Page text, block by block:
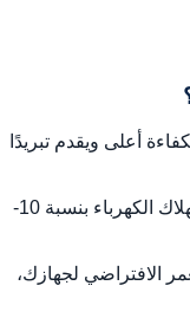
أعلى ويقدم تبريدًا
تقلل الصيانة المنتظمة من استهلاك الكهرباء بنسبة 10-
الافتراضي لجهازك،